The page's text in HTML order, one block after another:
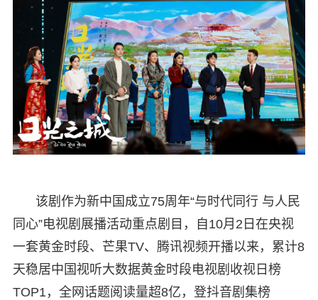
该剧作为新中国成立75周年“与时代同行 与人民
同心”电视剧展播活动重点剧目，自10月2日在央视
一套黄金时段、芒果TV、腾讯视频开播以来，累计8
天稳居中国视听大数据黄金时段电视剧收视日榜
TOP1，全网话题阅读量超8亿，登抖音剧集榜